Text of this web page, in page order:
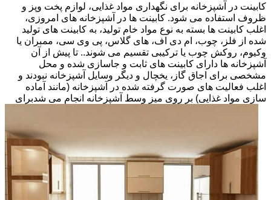
کابینت در آشپزخانه برای نگهداری مواد غذایی، لوازم پخت وپز و
ظروف استفاده می شود. کابینت ها در آشپزخانه های امروزی،
اغلب کابینت ها بسته به نوع مواد خام تولید، به کابینت های تولید
شده از فلز، چوب، ام دی اف، های گلاس، پی وی سی، ممبران یا
وکیوم، روکش چوب یا ترکیبی تقسیم می شوند.. تا پیش از آن
آشپزخانه ها دارای کابینت های ثابت و جاسازی شده و محل
مشخصی برای اجاق گاز، یخچال و دیگر وسایل آشپزخانه نبودند و
اغلب فعالیت های صورت گرفته شده در آشپزخانه (مانند آماده
سازی مواد غذایی) بر روی میز وسط آشپزخانه انجام می شدبرای